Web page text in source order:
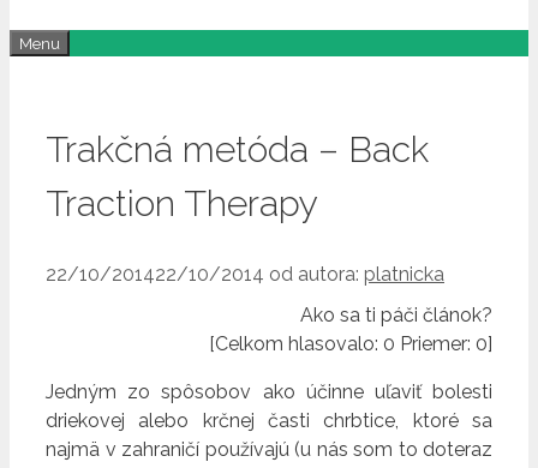
Menu
Trakčná metóda – Back
Traction Therapy
22/10/201422/10/2014 od autora: platnicka
Ako sa ti páči článok?
[Celkom hlasovalo: 0 Priemer: 0]
Jedným zo spôsobov ako účinne uľaviť bolesti
driekovej alebo krčnej časti chrbtice, ktoré sa
najmä v zahraničí používajú (u nás som to doteraz